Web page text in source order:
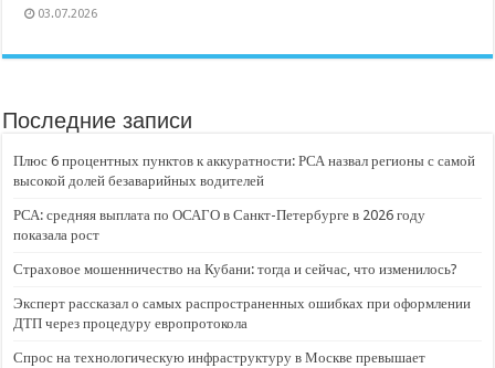
03.07.2026
Последние записи
Плюс 6 процентных пунктов к аккуратности: РСА назвал регионы с самой
высокой долей безаварийных водителей
РСА: средняя выплата по ОСАГО в Санкт-Петербурге в 2026 году
показала рост
Страховое мошенничество на Кубани: тогда и сейчас, что изменилось?
Эксперт рассказал о самых распространенных ошибках при оформлении
ДТП через процедуру европротокола
Спрос на технологическую инфраструктуру в Москве превышает